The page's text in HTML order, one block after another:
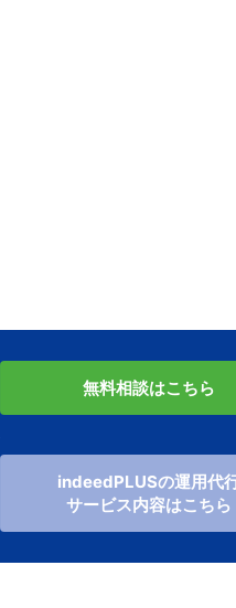
無料相談はこちら
indeedPLUSの運用代
サービス内容はこちら